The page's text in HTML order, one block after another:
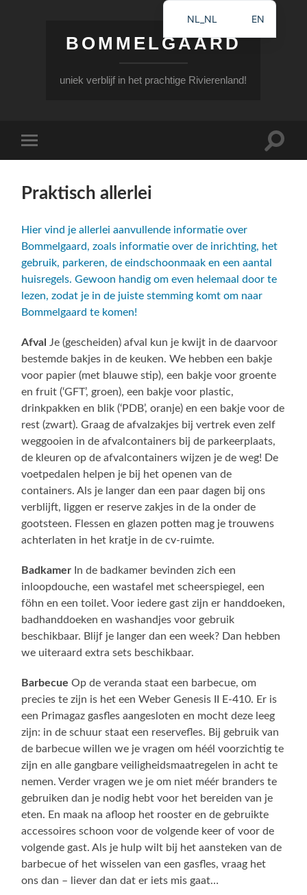
BOMMELGAARD
uniek verblijf in het prachtige Rivierenland!
naar
menu
Praktisch allerlei
Hier vind je allerlei aanvullende informatie over
Bommelgaard, zoals informatie over de inrichting, het
gebruik, parkeren, de eindschoonmaak en een aantal
huisregels. Gewoon handig om even helemaal door te
lezen, zodat je in de juiste stemming komt om naar
Bommelgaard te komen!
Afval Je (gescheiden) afval kun je kwijt in de daarvoor
bestemde bakjes in de keuken. We hebben een bakje
voor papier (met blauwe stip), een bakje voor groente
en fruit (‘GFT’, groen), een bakje voor plastic,
drinkpakken en blik (‘PDB’, oranje) en een bakje voor de
rest (zwart). Graag de afvalzakjes bij vertrek even zelf
weggooien in de afvalcontainers bij de parkeerplaats,
de kleuren op de afvalcontainers wijzen je de weg! De
voetpedalen helpen je bij het openen van de
containers. Als je langer dan een paar dagen bij ons
verblijft, liggen er reserve zakjes in de la onder de
gootsteen. Flessen en glazen potten mag je trouwens
achterlaten in het kratje in de cv-ruimte.
Badkamer In de badkamer bevinden zich een
inloopdouche, een wastafel met scheerspiegel, een
föhn en een toilet. Voor iedere gast zijn er handdoeken,
badhanddoeken en washandjes voor gebruik
beschikbaar. Blijf je langer dan een week? Dan hebben
we uiteraard extra sets beschikbaar.
Barbecue Op de veranda staat een barbecue, om
precies te zijn is het een Weber Genesis II E-410. Er is
een Primagaz gasfles aangesloten en mocht deze leeg
zijn: in de schuur staat een reservefles. Bij gebruik van
de barbecue willen we je vragen om héél voorzichtig te
zijn en alle gangbare veiligheidsmaatregelen in acht te
nemen. Verder vragen we je om niet méér branders te
gebruiken dan je nodig hebt voor het bereiden van je
eten. En maak na afloop het rooster en de gebruikte
accessoires schoon voor de volgende keer of voor de
volgende gast. Als je hulp wilt bij het aansteken van de
barbecue of het wisselen van een gasfles, vraag het
ons dan – liever dan dat er iets mis gaat…
NL_NL EN